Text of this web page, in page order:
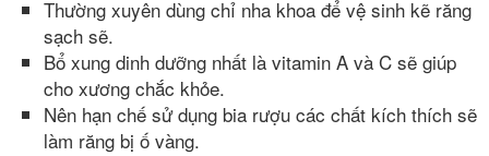
Thường xuyên dùng chỉ nha khoa để vệ sinh kẽ răng
sạch sẽ.
Bổ xung dinh dưỡng nhất là vitamin A và C sẽ giúp
cho xương chắc khỏe.
Nên hạn chế sử dụng bia rượu các chất kích thích sẽ
làm răng bị ố vàng.